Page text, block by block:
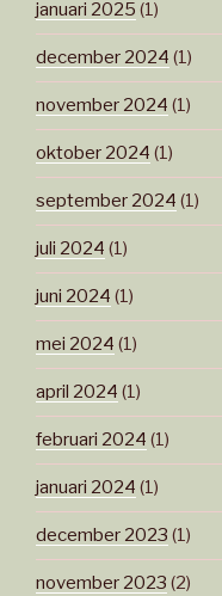
januari 2025 (1)
december 2024 (1)
november 2024 (1)
oktober 2024 (1)
september 2024 (1)
juli 2024 (1)
juni 2024 (1)
mei 2024 (1)
april 2024 (1)
februari 2024 (1)
januari 2024 (1)
december 2023 (1)
november 2023 (2)